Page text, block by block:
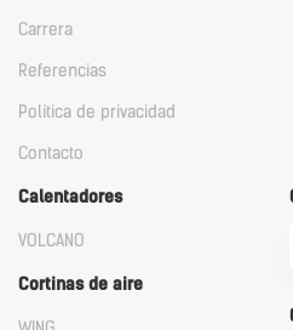
Carrera
Referencias
Política de privacidad
Contacto
Calentadores
VOLCANO
Cortinas de aire